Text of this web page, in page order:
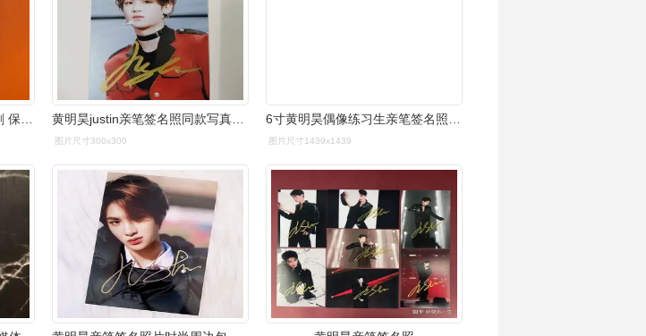
黄明昊justin亲笔签名照同款写真六寸珍藏纪念品送同学应援礼品
图片尺寸300x300 图片尺寸1439x1439